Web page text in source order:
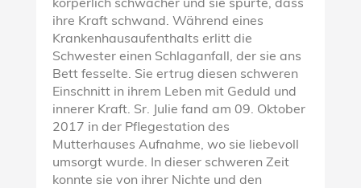
körperlich schwächer und sie spürte, dass
ihre Kraft schwand. Während eines
Krankenhausaufenthalts erlitt die
Schwester einen Schlaganfall, der sie ans
Bett fesselte. Sie ertrug diesen schweren
Einschnitt in ihrem Leben mit Geduld und
innerer Kraft. Sr. Julie fand am 09. Oktober
2017 in der Pflegestation des
Mutterhauses Aufnahme, wo sie liebevoll
umsorgt wurde. In dieser schweren Zeit
konnte sie von ihrer Nichte und den